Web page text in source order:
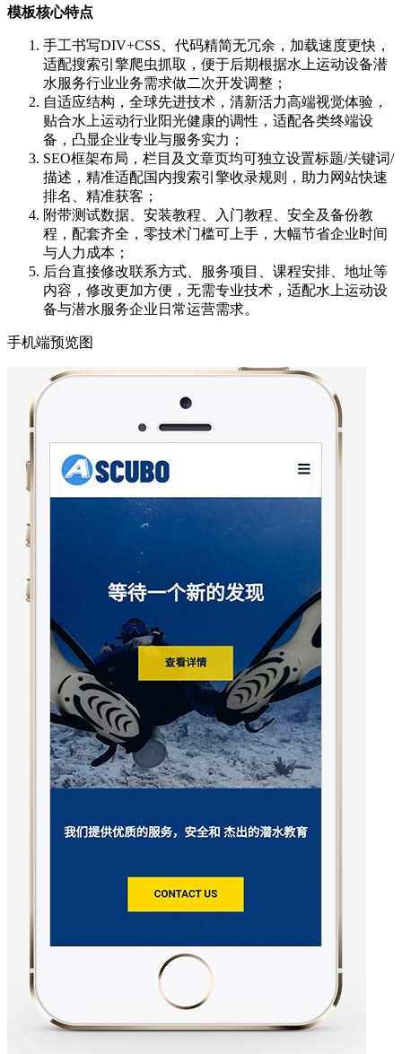
模板核心特点
手工书写DIV+CSS、代码精简无冗余，加载速度更快，
适配搜索引擎爬虫抓取，便于后期根据水上运动设备潜
水服务行业业务需求做二次开发调整；
自适应结构，全球先进技术，清新活力高端视觉体验，
贴合水上运动行业阳光健康的调性，适配各类终端设
备，凸显企业专业与服务实力；
SEO框架布局，栏目及文章页均可独立设置标题/关键词/
描述，精准适配国内搜索引擎收录规则，助力网站快速
排名、精准获客；
附带测试数据、安装教程、入门教程、安全及备份教
程，配套齐全，零技术门槛可上手，大幅节省企业时间
与人力成本；
后台直接修改联系方式、服务项目、课程安排、地址等
内容，修改更加方便，无需专业技术，适配水上运动设
备与潜水服务企业日常运营需求。
手机端预览图